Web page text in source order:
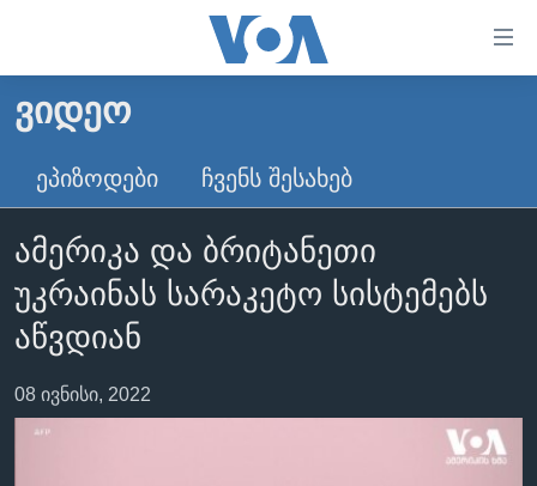
ხელმისაწვდომობისთვის
გადადით
მთავარზე
გადადით
მთავარ
ნავიგაციაზე
გადადით
ძიებაზე
ᲛᲗᲐᲕᲐᲠᲘ
ᲐᲮᲐᲚᲘ ᲐᲛᲑᲔᲑᲘ
ᲡᲐᲥᲐᲠᲗᲕᲔᲚᲝ
ᲐᲨᲨ
ᲐᲨᲨ-ᲘᲡ ᲐᲠᲩᲔᲕᲜᲔᲑᲘ 2024
ᲛᲡᲝᲤᲚᲘᲝ
ᲕᲘᲓᲔᲝᲔᲑᲘ
ᲒᲐᲓᲐᲪᲔᲛᲔᲑᲘ
ᲕᲘᲓᲔᲝ
ᲔᲞᲘᲖᲝᲓᲔᲑᲘ ᲩᲕᲔᲜᲡ ᲨᲔᲡᲐᲮᲔᲑ
ამერიკა და ბრიტანეთი
უკრაინას სარაკეტო სისტემებს
აწვდიან
08 ივნისი, 2022